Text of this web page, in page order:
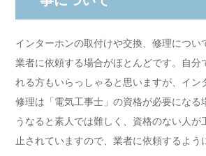
インターホンの取付けや交換、修理につい
業者に依頼する場合がほとんどです。自分
れる方もいらっしゃると思いますが、イン
修理は「電気工事士」の資格が必要になる
うなると素人では難しく、資格のない人が
止されていますので、業者に依頼するよう